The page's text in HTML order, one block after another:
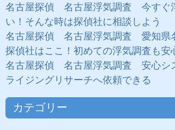
名古屋探偵 名古屋浮気調査 今すぐ
い！そんな時は探偵社に相談しよう
名古屋探偵 名古屋浮気調査 愛知県
探偵社はここ！初めての浮気調査も安
名古屋探偵 名古屋浮気調査 安心シ
ライジングリサーチへ依頼できる
カテゴリー